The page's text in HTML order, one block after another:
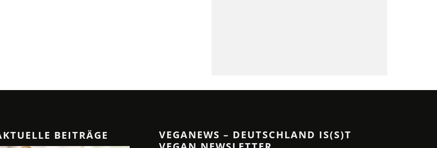
BEITRÄGE
VEGANEWS – DEUTSCHLAND IS(S)T